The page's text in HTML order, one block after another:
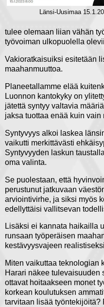
Länsi-Uusimaa
tulee olemaan liian vähän
työvoiman ulkopuolella
Vakioratkaisuiksi esitetään
maahanmuuttoa.
Planeetallamme elää
Luonnon kantokyky on
jätettä syntyy valtavia
jaksa tuottaa enää kuin vain
Syntyvyys alkoi laskea
vaikutti merkittävästi
Syntyvyyden laskun
oma valinta.
Se puolestaan, että
perustunut jatkuvaan
arviointivirhe, ja siksi myös
edellyttäisi vallitsevan
Lisäksi ei kannata haikailla
runsaan työperäisen
kestävyysvajeen
Miten vaikuttaa teknologian
Harari näkee tulevaisuuden
ottavat hoitaakseen monet
korkean koulutuksen
tarvitaan lisää